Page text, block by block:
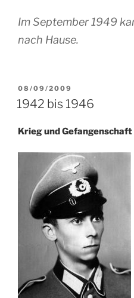
Im September 1949
nach Hause.
VERÖFFENTLICHT
AM
08/09/2009
1942 bis 1946
Krieg und Gefangenschaft